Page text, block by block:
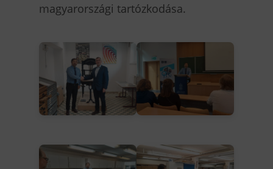
magyarországi tartózkodása.